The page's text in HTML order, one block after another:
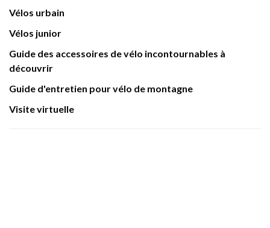
Vélos urbain
Vélos junior
Guide des accessoires de vélo incontournables à
découvrir
Guide d'entretien pour vélo de montagne
Visite virtuelle